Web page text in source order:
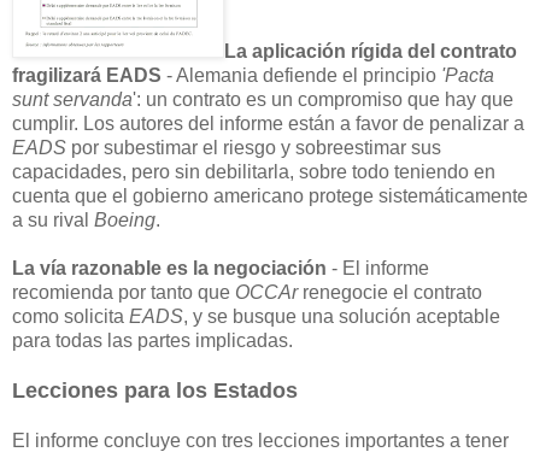
La aplicación rígida del contrato
fragilizará EADS - Alemania defiende el principio 'Pacta
sunt servanda': un contrato es un compromiso que hay que
cumplir. Los autores del informe están a favor de penalizar a
EADS por subestimar el riesgo y sobreestimar sus
capacidades, pero sin debilitarla, sobre todo teniendo en
cuenta que el gobierno americano protege sistemáticamente
a su rival Boeing.
La vía razonable es la negociación - El informe
recomienda por tanto que OCCArrenegocie el contrato
como solicita EADS, y se busque una solución aceptable
para todas las partes implicadas.
Lecciones para los Estados
El informe concluye con tres lecciones importantes a tener